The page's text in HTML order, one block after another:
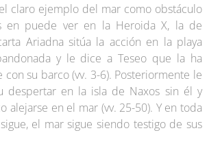
claro ejemplo del mar como obstáculo
en puede ver en la Heroida X, la de
Ariadna sitúa la acción en la playa
y le dice a Teseo que la ha
su barco (vv. 3-6). Posteriormente le
despertar en la isla de Naxos sin él y
alejarse en el mar (vv. 25-50). Y en toda
el mar sigue siendo testigo de sus